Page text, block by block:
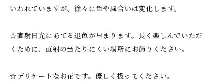
いわれていますが、徐々に色や風合いは変化します。
☆直射日光にあてる退色が早まります。長く楽しんでいただ
くために、直射の当たりにくい場所にお飾りください。
☆デリケートなお花です。優しく扱ってください。